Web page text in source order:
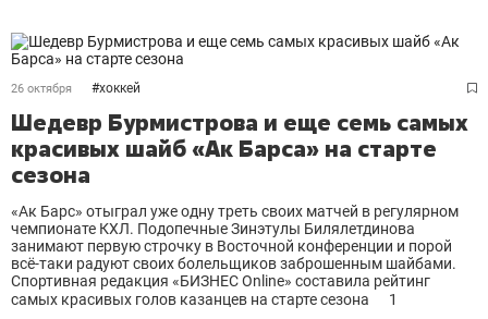
26 октября #хоккей
Шедевр Бурмистрова и еще семь самых
красивых шайб «Ак Барса» на старте
сезона
«Ак Барс» отыграл уже одну треть своих матчей в регулярном
чемпионате КХЛ. Подопечные Зинэтулы Билялетдинова
занимают первую строчку в Восточной конференции и порой
всё-таки радуют своих болельщиков заброшенным шайбами.
Спортивная редакция «БИЗНЕС Online» составила рейтинг
самых красивых голов казанцев на старте сезона
1